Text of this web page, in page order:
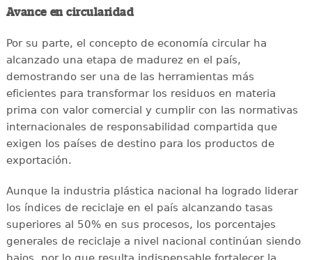
Avance en circularidad
Por su parte, el concepto de economía circular ha
alcanzado una etapa de madurez en el país,
demostrando ser una de las herramientas más
eficientes para transformar los residuos en materia
prima con valor comercial y cumplir con las normativas
internacionales de responsabilidad compartida que
exigen los países de destino para los productos de
exportación.
Aunque la industria plástica nacional ha logrado liderar
los índices de reciclaje en el país alcanzando tasas
superiores al 50% en sus procesos, los porcentajes
generales de reciclaje a nivel nacional continúan siendo